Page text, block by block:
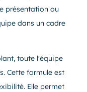
présentation ou
dans un cadre
toute l'équipe
Cette formule est
Elle permet